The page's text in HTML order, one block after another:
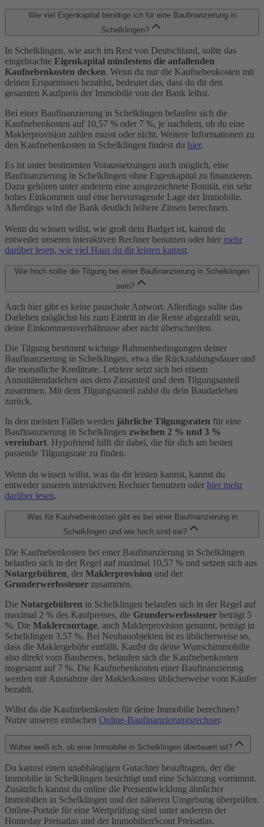
Wie viel Eigenkapital benötige ich für eine Baufinanzierung in
Schelklingen?
In Schelklingen, wie auch im Rest von Deutschland, sollte das
eingebrachte Eigenkapital mindestens die anfallenden
Kaufnebenkosten decken. Wenn du nur die Kaufnebenkosten mit
deinen Ersparnissen bezahlst, bedeutet das, dass du dir den
gesamten Kaufpreis der Immobilie von der Bank leihst.
Bei einer Baufinanzierung in Schelklingen belaufen sich die
Kaufnebenkosten auf 10,57 % oder 7 %, je nachdem, ob du eine
Maklerprovision zahlen musst oder nicht. Weitere Informationen zu
den Kaufnebenkosten in Schelklingen findest du hier.
Es ist unter bestimmten Voraussetzungen auch möglich, eine
Baufinanzierung in Schelklingen ohne Eigenkapital zu finanzieren.
Dazu gehören unter anderem eine ausgezeichnete Bonität, ein sehr
hohes Einkommen und eine hervorragende Lage der Immobilie.
Allerdings wird die Bank deutlich höhere Zinsen berechnen.
Wenn du wissen willst, wie groß dein Budget ist, kannst du
entweder unseren interaktiven Rechner benutzen oder hier mehr
darüber lesen, wie viel Haus du dir leisten kannst.
Wie hoch sollte die Tilgung bei einer Baufinanzierung in Schelklingen
sein?
Auch hier gibt es keine pauschale Antwort. Allerdings sollte das
Darlehen möglichst bis zum Eintritt in die Rente abgezahlt sein,
deine Einkommensverhältnisse aber nicht überschreiten.
Die Tilgung bestimmt wichtige Rahmenbedingungen deiner
Baufinanzierung in Schelklingen, etwa die Rückzahlungsdauer und
die monatliche Kreditrate. Letztere setzt sich bei einem
Annuitätendarlehen aus dem Zinsanteil und dem Tilgungsanteil
zusammen. Mit dem Tilgungsanteil zahlst du dein Baudarlehen
zurück.
In den meisten Fällen werden jährliche Tilgungsraten für eine
Baufinanzierung in Schelklingen zwischen 2 % und 3 %
vereinbart. Hypofriend hilft dir dabei, die für dich am besten
passende Tilgungsrate zu finden.
Wenn du wissen willst, was du dir leisten kannst, kannst du
entweder unseren interaktiven Rechner benutzen oder hier mehr
darüber lesen.
Was für Kaufnebenkosten gibt es bei einer Baufinanzierung in
Schelklingen und wie hoch sind sie?
Die Kaufnebenkosten bei einer Baufinanzierung in Schelklingen
belaufen sich in der Regel auf maximal 10,57 % und setzen sich aus
Notargebühren, der Maklerprovision und der
Grunderwerbssteuer zusammen.
Die Notargebühren in Schelklingen belaufen sich in der Regel auf
maximal 2 % des Kaufpreises, die Grunderwerbssteuer beträgt 5
%. Die Maklercourtage, auch Maklerprovision genannt, beträgt in
Schelklingen 3,57 %. Bei Neubauobjekten ist es üblicherweise so,
dass die Maklergebühr entfällt. Kaufst du deine Wunschimmobilie
also direkt vom Bauherren, belaufen sich die Kaufnebenkosten
insgesamt auf 7 %. Die Kaufnebenkosten einer Baufinanzierung
werden mit Ausnahme der Maklerkosten üblicherweise vom Käufer
bezahlt.
Willst du die Kaufnebenkosten für deine Immobilie berechnen?
Nutze unseren einfachen Online-Baufinanzierungsrechner.
Woher weiß ich, ob eine Immobilie in Schelklingen überteuert ist?
Du kannst einen unabhängigen Gutachter beauftragen, der die
Immobilie in Schelklingen besichtigt und eine Schätzung vornimmt.
Zusätzlich kannst du online die Preisentwicklung ähnlicher
Immobilien in Schelklingen und der näheren Umgebung überprüfen.
Online-Portale für eine Wertprüfung sind unter anderem der
Homeday Preisatlas und der ImmobilienScout Preisatlas.